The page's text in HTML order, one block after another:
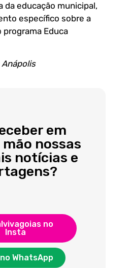
da educação municipal,
específico sobre a
Educa
em
nossas
notícias e
no
Insta
WhatsApp